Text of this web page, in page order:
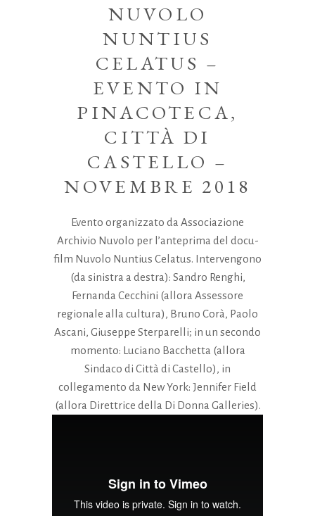
NUVOLO
NUNTIUS
CELATUS –
EVENTO IN
PINACOTECA,
CITTÀ DI
CASTELLO –
NOVEMBRE 2018
Evento organizzato da Associazione
Archivio Nuvolo per l’anteprima del docu-
film Nuvolo Nuntius Celatus. Intervengono
(da sinistra a destra): Sandro Renghi,
Fernanda Cecchini (allora Assessore
regionale alla cultura), Bruno Corà, Paolo
Ascani, Giuseppe Sterparelli; in un secondo
momento: Luciano Bacchetta (allora
Sindaco di Città di Castello), in
collegamento da New York: Jennifer Field
(allora Direttrice della Di Donna Galleries).